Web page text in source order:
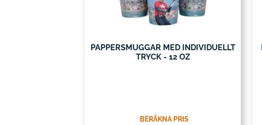
PAPPERSMUGGAR MED INDIVIDUELLT
TRYCK - 12 OZ
BERÄKNA PRIS